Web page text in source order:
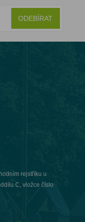
ODEBÍRAT
rejstříku u
C, vložce číslo